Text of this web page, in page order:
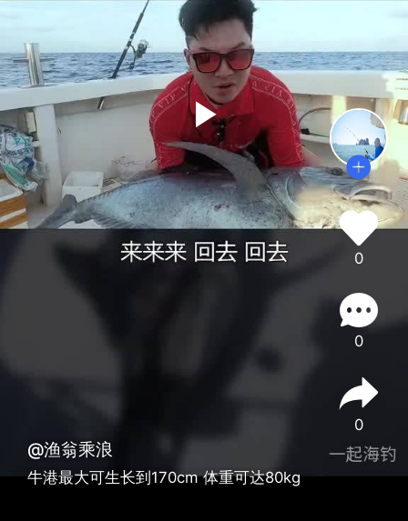
0
0
0
@渔翁乘浪
牛港最大可生长到170cm 体重可达80kg